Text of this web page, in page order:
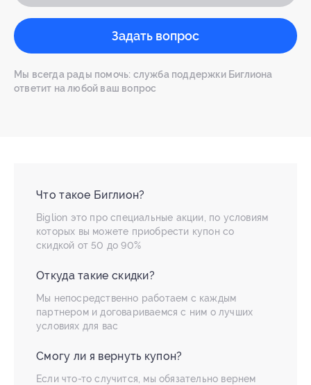
Задать вопрос
Мы всегда рады помочь: служба поддержки Биглиона
ответит на любой ваш вопрос
Что такое Биглион?
Biglion это про специальные акции, по условиям
которых вы можете приобрести купон со
скидкой от 50 до 90%
Откуда такие скидки?
Мы непосредственно работаем с каждым
партнером и договариваемся с ним о лучших
условиях для вас
Смогу ли я вернуть купон?
Если что-то случится, мы обязательно вернем